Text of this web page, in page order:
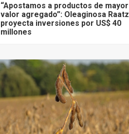
“Apostamos a productos de mayor
valor agregado”: Oleaginosa Raatz
proyecta inversiones por US$ 40
millones